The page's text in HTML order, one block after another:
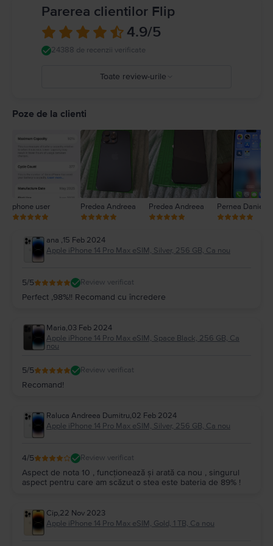
utilizarea dispozitivelor mobile sau a căștilor. Utilizarea de cabluri sau
adaptoare deteriorate sau încărcarea în prezența umezelii poate cauza
incendii, șocuri electrice, vătămări personale sau daune pentru iPhone sau
alte proprietăți. Detalii complete lahttps://support.apple.com/ro-
ro/guide/iphone/iph301fc905/ios
Parerea clientilor Flip
4.9/5
24388 de recenzii verificate
Toate review-urile
Poze de la clienti
phone user Predea Andreea Predea Andreea Pernea Daniel
ana ,15 Feb 2024
Apple iPhone 14 Pro Max eSIM, Silver, 256 GB, Ca nou
5/5 Review verificat
Perfect ,98%!! Recomand cu încredere
Maria,03 Feb 2024
Apple iPhone 14 Pro Max eSIM, Space Black, 256 GB, Ca
nou
5/5 Review verificat
Recomand!
Raluca Andreea Dumitru,02 Feb 2024
Apple iPhone 14 Pro Max eSIM, Silver, 256 GB, Ca nou
4/5 Review verificat
Aspect de nota 10 , funcționează și arată ca nou , singurul
aspect pentru care am scăzut o stea este bateria de 89% !
Cip,22 Nov 2023
Apple iPhone 14 Pro Max eSIM, Gold, 1 TB, Ca nou